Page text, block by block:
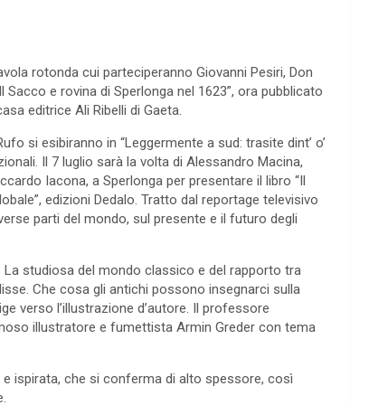
rotonda cui parteciperanno Giovanni Pesiri, Don
Sacco e rovina di Sperlonga nel 1623”, ora pubblicato
editrice Ali Ribelli di Gaeta.
si esibiranno in “Leggermente a sud: trasite dint’ o’
Il 7 luglio sarà la volta di Alessandro Macina,
Iacona, a Sperlonga per presentare il libro “Il
edizioni Dedalo. Tratto dal reportage televisivo
parti del mondo, sul presente e il futuro degli
La studiosa del mondo classico e del rapporto tra
Che cosa gli antichi possono insegnarci sulla
verso l’illustrazione d’autore. Il professore
illustratore e fumettista Armin Greder con tema
ispirata, che si conferma di alto spessore, così